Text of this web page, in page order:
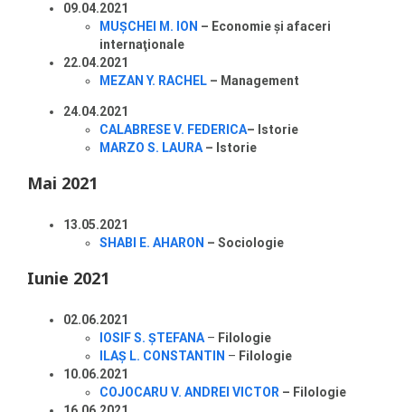
09.04.2021
MUŞCHEI M. ION – Economie şi afaceri
internaţionale
22.04.2021
MEZAN Y. RACHEL – Management
24.04.2021
CALABRESE V. FEDERICA– Istorie
MARZO S. LAURA – Istorie
Mai 2021
13.05.2021
SHABI E. AHARON – Sociologie
Iunie 2021
02.06.2021
IOSIF S. ŞTEFANA – Filologie
ILAŞ L. CONSTANTIN – Filologie
10.06.2021
COJOCARU V. ANDREI VICTOR – Filologie